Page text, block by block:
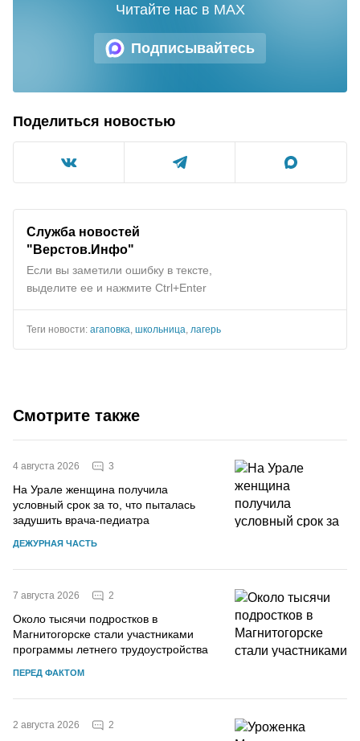
Подписывайтесь
Читайте нас в MAX
Поделиться новостью
Служба новостей
"Верстов.Инфо"
Если вы заметили ошибку в тексте,
выделите ее и нажмите Ctrl+Enter
Теги новости: агаповка, школьница, лагерь
Смотрите также
4 августа 2026 3
На Урале женщина получила
условный срок за то, что пыталась
задушить врача-педиатра
ДЕЖУРНАЯ ЧАСТЬ
7 августа 2026 2
Около тысячи подростков в
Магнитогорске стали участниками
программы летнего трудоустройства
ПЕРЕД ФАКТОМ
2 августа 2026 2